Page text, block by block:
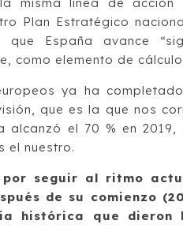
Plan Estratégico
España avance
como elemento de
ya ha
que es la que nos
alcanzó el 70 % en
el nuestro.
por seguir al ritmo
de su comienzo
histórica que